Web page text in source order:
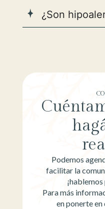
¿Son
Podemos
facilitar la
Para más
en ponerte